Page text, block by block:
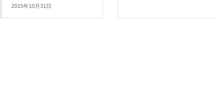
2015年10月31日